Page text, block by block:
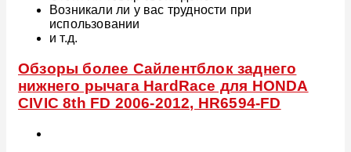
Возникали ли у вас трудности при
использовании
и т.д.
Обзоры более Сайлентблок заднего
нижнего рычага HardRace для HONDA
CIVIC 8th FD 2006-2012, HR6594-FD